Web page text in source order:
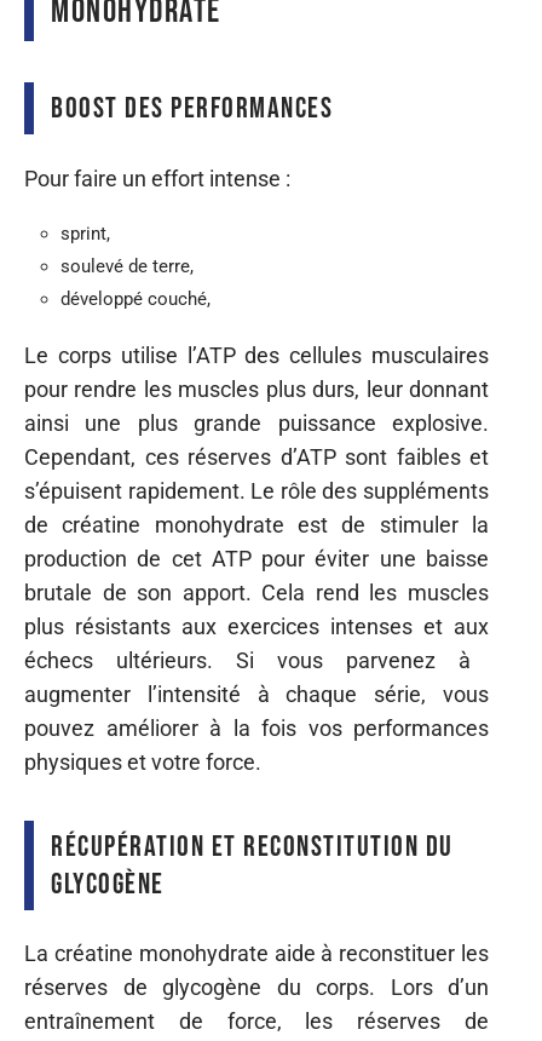
monohydrate
Boost des performances
Pour faire un effort intense :
sprint,
soulevé de terre,
développé couché,
Le corps utilise l’ATP des cellules musculaires
pour rendre les muscles plusdurs, leur donnant
ainsi une plusgrande puissance explosive.
Cependant, ces réserves d’ATP sont faibles et
s’épuisent rapidement. Le rôledes suppléments
de créatine monohydrate est de stimulerla
production de cet ATP pour éviter une baisse
brutale de son apport. Cela rend les muscles
plus résistants aux exercices intenses et aux
échecs ultérieurs. Si vous parvenez à
augmenter l’intensité à chaque série, vous
pouvez améliorer à la fois vos performances
physiquesetvotre force.
Récupération et reconstitution du
glycogène
La créatine monohydrate aide à reconstituer les
réserves de glycogène du corps. Lors d’un
entraînement de force, les réserves de